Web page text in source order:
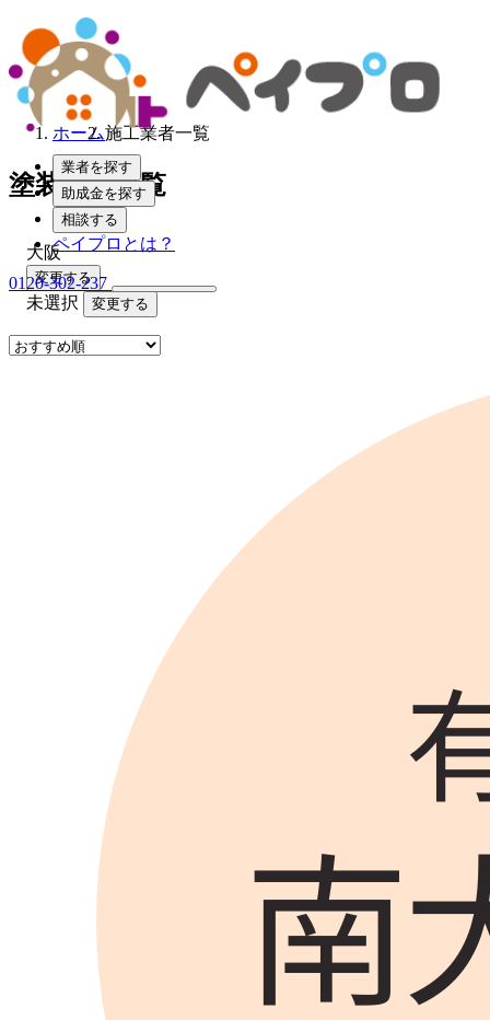
業者を探す
助成金を探す
相談する
ペイプロとは？
0120-302-237
ホーム施工業者一覧
塗装業者一覧
大阪
変更する
未選択 変更する